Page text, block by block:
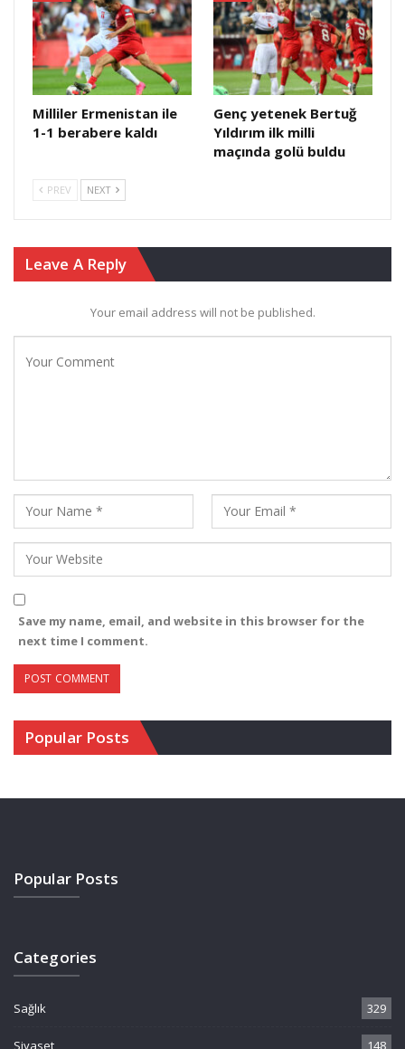
Milliler Ermenistan ile
1-1 berabere kaldı
Genç yetenek Bertuğ
Yıldırım ilk milli
maçında golü buldu
PREV NEXT
Leave A Reply
Your email address will not be published.
Save my name, email, and website in this browser for the
next time I comment.
Popular Posts
Popular Posts
Categories
Sağlık 329
Siyaset 148